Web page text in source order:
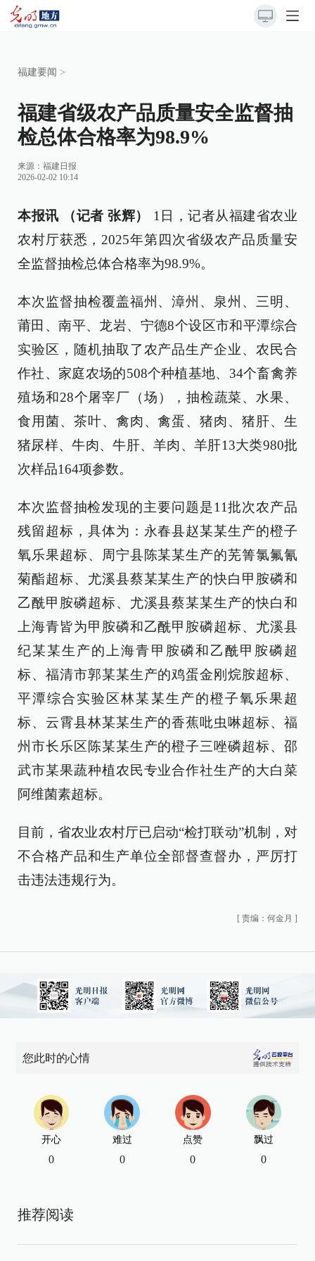
福建要闻 >
福建省级农产品质量安全监督抽
检总体合格率为98.9%
来源： 福建日报
2026-02-02 10:14
本报讯 （记者 张辉）
1日，记者从福建省农业
农村厅获悉，2025年第四次省级农产品质量安
全监督抽检总体合格率为98.9%。
本次监督抽检覆盖福州、漳州、泉州、三明、
莆田、南平、龙岩、宁德8个设区市和平潭综合
实验区，随机抽取了农产品生产企业、农民合
作社、家庭农场的508个种植基地、34个畜禽养
殖场和28个屠宰厂（场），抽检蔬菜、水果、
食用菌、茶叶、禽肉、禽蛋、猪肉、猪肝、生
猪尿样、牛肉、牛肝、羊肉、羊肝13大类980批
次样品164项参数。
本次监督抽检发现的主要问题是11批次农产品
残留超标，具体为：永春县赵某某生产的橙子
氧乐果超标、周宁县陈某某生产的芜箐氯氟氰
菊酯超标、尤溪县蔡某某生产的快白甲胺磷和
乙酰甲胺磷超标、尤溪县蔡某某生产的快白和
上海青皆为甲胺磷和乙酰甲胺磷超标、尤溪县
纪某某生产的上海青甲胺磷和乙酰甲胺磷超
标、福清市郭某某生产的鸡蛋金刚烷胺超标、
平潭综合实验区林某某生产的橙子氧乐果超
标、云霄县林某某生产的香蕉吡虫啉超标、福
州市长乐区陈某某生产的橙子三唑磷超标、邵
武市某果蔬种植农民专业合作社生产的大白菜
阿维菌素超标。
目前，省农业农村厅已启动“检打联动”机制，对
不合格产品和生产单位全部督查督办，严厉打
击违法违规行为。
[ 责编：何金月 ]
您此时的心情
开心
0
难过
0
点赞
0
飘过
0
推荐阅读